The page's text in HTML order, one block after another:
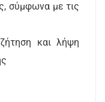
σύμφωνα με τις
και λήψη